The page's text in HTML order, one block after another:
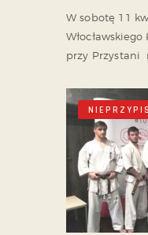
W sobotę 11
przy Przystani